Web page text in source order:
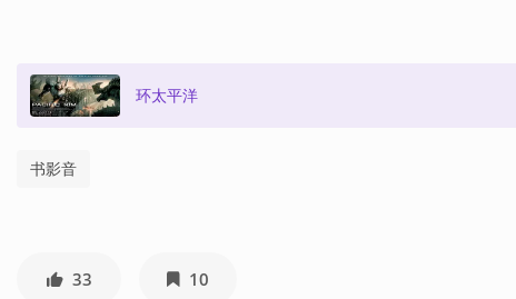
环太平洋
书影音
33 10